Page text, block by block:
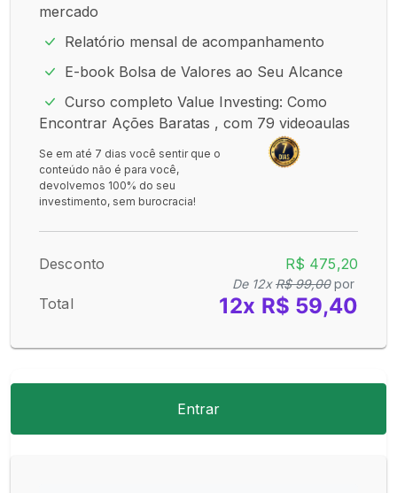
mercado
Relatório mensal de acompanhamento
E-book Bolsa de Valores ao Seu Alcance
Curso completo Value Investing: Como
Encontrar Ações Baratas , com 79 videoaulas
Se em até 7 dias você sentir que o
conteúdo não é para você,
devolvemos 100% do seu
investimento, sem burocracia!
Desconto R$ 475,20
De 12xR$ 99,00por
Total 12x R$ 59,40
Entrar